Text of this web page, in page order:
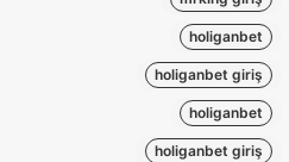
holiganbet
holiganbet giriş
holiganbet
holiganbet giriş